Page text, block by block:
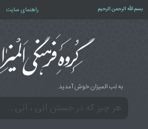
بسم الله الرحمن الرحیم راهنمای سایت
به لب المیزان خوش آمدید.